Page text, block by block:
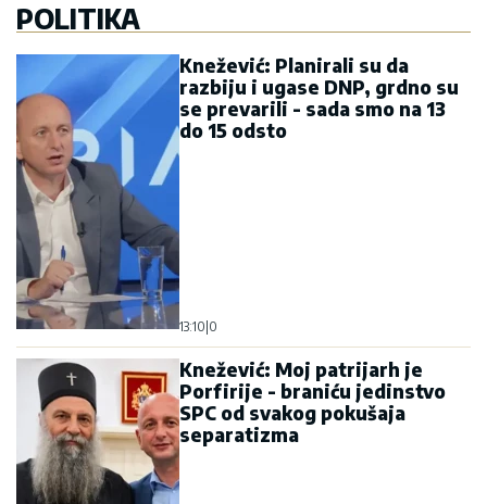
POLITIKA
Knežević: Planirali su da
razbiju i ugase DNP, grdno su
se prevarili - sada smo na 13
do 15 odsto
13:10|0
Knežević: Moj patrijarh je
Porfirije - braniću jedinstvo
SPC od svakog pokušaja
separatizma